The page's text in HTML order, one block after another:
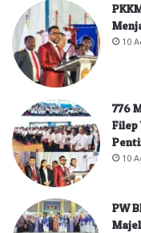
10
776
Filep
10
PW